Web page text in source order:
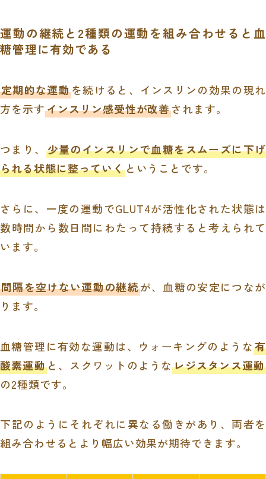
運動の継続と2種類の運動を組み合わせると血
糖管理に有効である
定期的な運動を続けると、インスリンの効果の現れ
方を示すインスリン感受性が改善されます。
つまり、 少量のインスリンで血糖をスムーズに下げ
られる状態に整っていくということです。
さらに、一度の運動でGLUT4が活性化された状態は
数時間から数日間にわたって持続すると考えられて
います。
間隔を空けない運動の継続が、血糖の安定につなが
ります。
血糖管理に有効な運動は、ウォーキングのような有
酸素運動と、スクワットのようなレジスタンス運動
の2種類です。
下記のようにそれぞれに異なる働きがあり、両者を
組み合わせるとより幅広い効果が期待できます。